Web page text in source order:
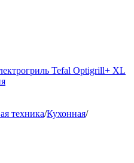
Tefal Optigrill+ XL
техника/Кухонная/